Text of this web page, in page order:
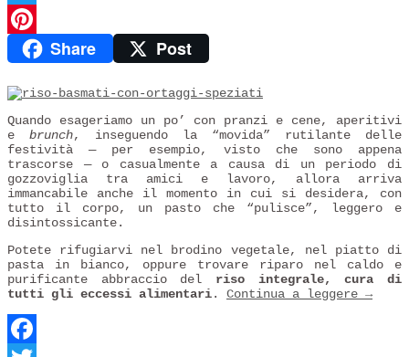
Twitter
PinterestShare Post
Quando esageriamo un po’ con pranzi e cene, aperitivi
e brunch, inseguendo la “movida” rutilante delle
festività — per esempio, visto che sono appena
trascorse — o casualmente a causa di un periodo di
gozzoviglia tra amici e lavoro, allora arriva
immancabile anche il momento in cui si desidera, con
tutto il corpo, un pasto che “pulisce”, leggero e
disintossicante.
Potete rifugiarvi nel brodino vegetale, nel piatto di
pasta in bianco, oppure trovare riparo nel caldo e
purificante abbraccio del riso integrale, cura di
tutti gli eccessi alimentari. Continua a leggere →